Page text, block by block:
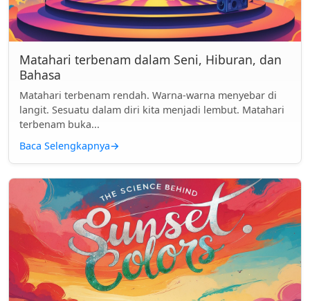
Matahari terbenam dalam Seni, Hiburan, dan
Bahasa
Matahari terbenam rendah. Warna-warna menyebar di
langit. Sesuatu dalam diri kita menjadi lembut. Matahari
terbenam buka...
Baca Selengkapnya→